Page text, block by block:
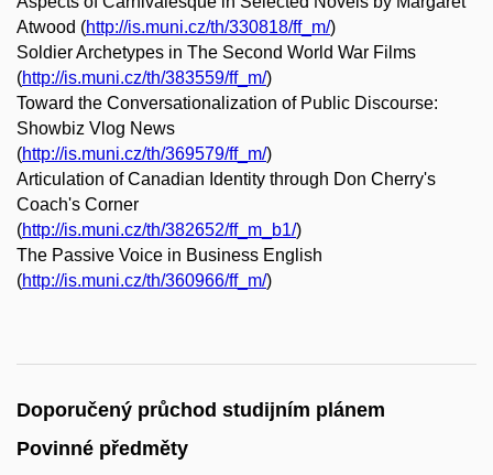
Atwood (http://is.muni.cz/th/330818/ff_m/)
Soldier Archetypes in The Second World War Films
(http://is.muni.cz/th/383559/ff_m/)
Toward the Conversationalization of Public Discourse:
Showbiz Vlog News
(http://is.muni.cz/th/369579/ff_m/)
Articulation of Canadian Identity through Don Cherry's
Coach's Corner
(http://is.muni.cz/th/382652/ff_m_b1/)
The Passive Voice in Business English
(http://is.muni.cz/th/360966/ff_m/)
Doporučený průchod studijním plánem
Povinné předměty